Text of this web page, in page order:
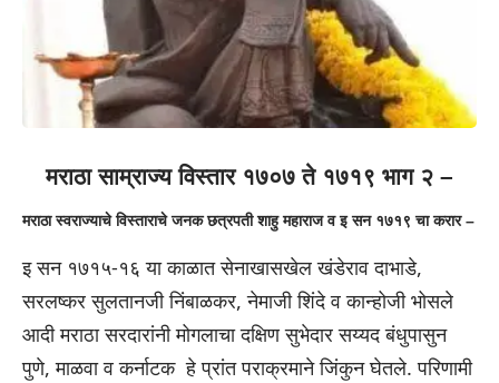
मराठा साम्राज्य विस्तार १७०७ ते १७१९ भाग २ –
मराठा स्वराज्याचे विस्ताराचे जनक छत्रपती शाहु महाराज व इ सन १७१९ चा करार –
इ सन १७१५-१६ या काळात सेनाखासखेल खंडेराव दाभाडे,
सरलष्कर सुलतानजी निंबाळकर, नेमाजी शिंदे व कान्होजी भोसले
आदी मराठा सरदारांनी मोगलाचा दक्षिण सुभेदार सय्यद बंधुपासुन
पुणे, माळवा व कर्नाटक हे प्रांत पराक्रमाने जिंकुन घेतले. परिणामी